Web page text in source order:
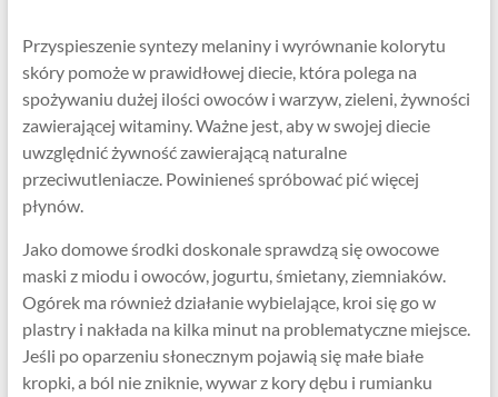
Przyspieszenie syntezy melaniny i wyrównanie kolorytu
skóry pomoże w prawidłowej diecie, która polega na
spożywaniu dużej ilości owoców i warzyw, zieleni, żywności
zawierającej witaminy. Ważne jest, aby w swojej diecie
uwzględnić żywność zawierającą naturalne
przeciwutleniacze. Powinieneś spróbować pić więcej
płynów.
Jako domowe środki doskonale sprawdzą się owocowe
maski z miodu i owoców, jogurtu, śmietany, ziemniaków.
Ogórek ma również działanie wybielające, kroi się go w
plastry i nakłada na kilka minut na problematyczne miejsce.
Jeśli po oparzeniu słonecznym pojawią się małe białe
kropki, a ból nie zniknie, wywar z kory dębu i rumianku